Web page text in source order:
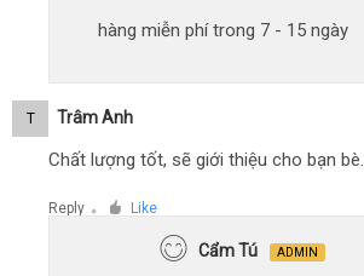
hàng miễn phí trong 7 - 15 ngày
T Trâm Anh
Chất lượng tốt, sẽ giới thiệu cho bạn bè.
Reply ● Like
Cẩm Tú ADMIN